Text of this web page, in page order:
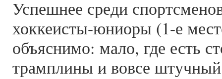
Успешнее среди
хоккеисты-юниоры (1-е
объяснимо: мало, где есть
трамплины и вовсе